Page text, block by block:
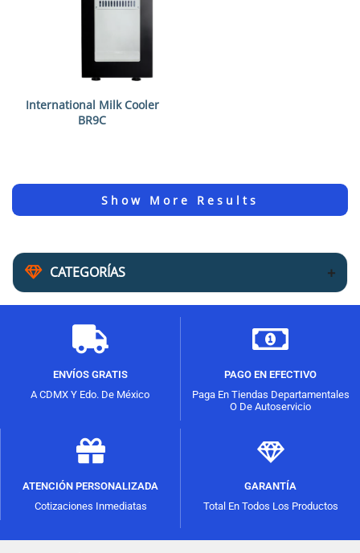
CATEGORÍAS
International Milk Cooler
BR9C
ENVÍOS GRATIS
A CDMX Y Edo. De México
PAGO EN EFECTIVO
Paga En Tiendas Departamentales
O De Autoservicio
ATENCIÓN PERSONALIZADA
Cotizaciones Inmediatas
GARANTÍA
Total En Todos Los Productos